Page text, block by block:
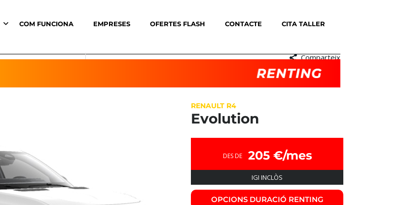
COM FUNCIONA EMPRESES OFERTES FLASH CONTACTE CITA TALLER
Comparteix
RENAULT R4
Evolution
DES DE 205 €/mes
IGI INCLÒS
OPCIONS DURACIÓ RENTING​